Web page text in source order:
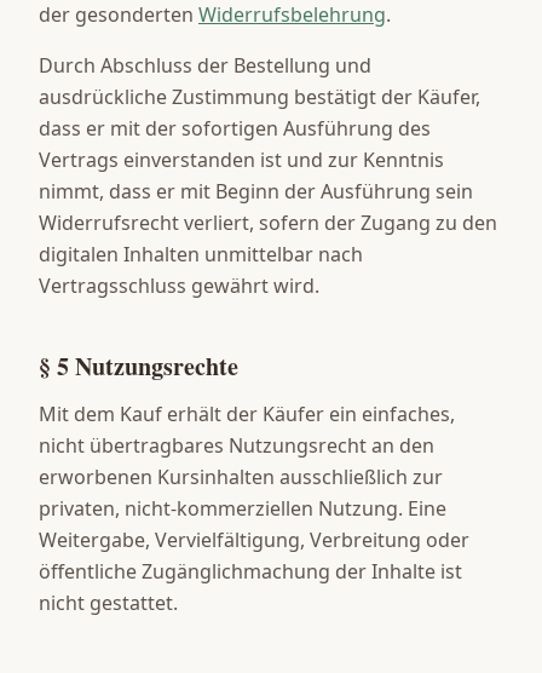
der gesonderten Widerrufsbelehrung.
Durch Abschluss der Bestellung und
ausdrückliche Zustimmung bestätigt der Käufer,
dass er mit der sofortigen Ausführung des
Vertrags einverstanden ist und zur Kenntnis
nimmt, dass er mit Beginn der Ausführung sein
Widerrufsrecht verliert, sofern der Zugang zu den
digitalen Inhalten unmittelbar nach
Vertragsschluss gewährt wird.
§ 5 Nutzungsrechte
Mit dem Kauf erhält der Käufer ein einfaches,
nicht übertragbares Nutzungsrecht an den
erworbenen Kursinhalten ausschließlich zur
privaten, nicht-kommerziellen Nutzung. Eine
Weitergabe, Vervielfältigung, Verbreitung oder
öffentliche Zugänglichmachung der Inhalte ist
nicht gestattet.